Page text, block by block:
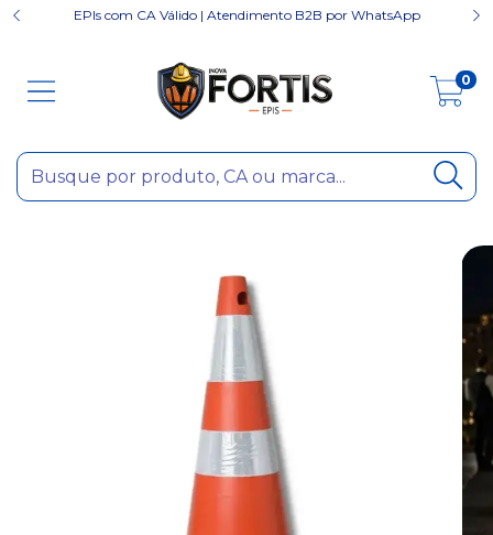
EPIs com CA Válido | Atendimento B2B por WhatsApp
0